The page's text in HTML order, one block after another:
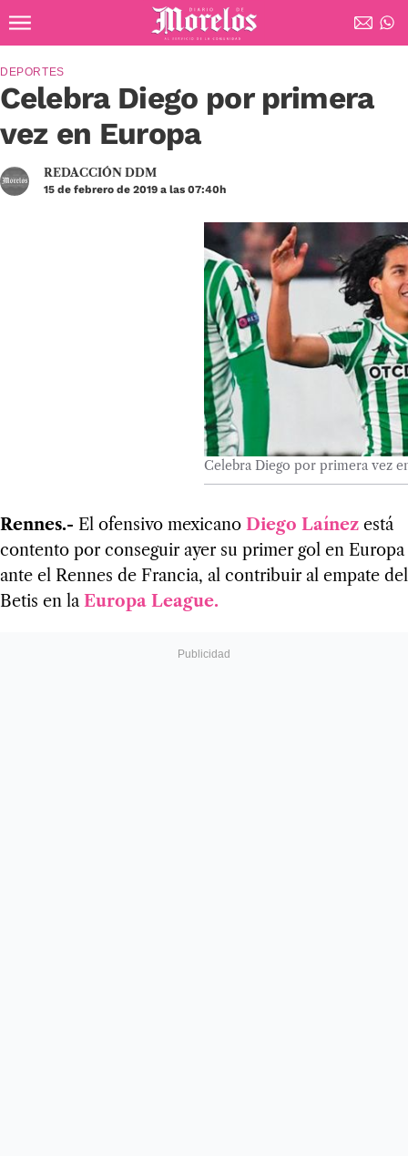
Diario de Morelos
Celebra Diego por primera
vez en Europa
DEPORTES
REDACCIÓN DDM
15 de febrero de 2019 a las 07:40h
Celebra Diego por primera vez
Rennes.- El ofensivo mexicano Diego Laínez está
contento por conseguir ayer su primer gol en Europa
ante el Rennes de Francia, al contribuir al empate del
Betis en la Europa League.